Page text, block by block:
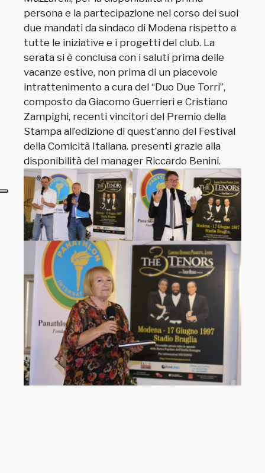
persona e la partecipazione nel corso dei suoi
due mandati da sindaco di Modena rispetto a
tutte le iniziative e i progetti del club. La
serata si è conclusa con i saluti prima delle
vacanze estive, non prima di un piacevole
intrattenimento a cura del “Duo Due Torri”,
composto da Giacomo Guerrieri e Cristiano
Zampighi, recenti vincitori del Premio della
Stampa all’edizione di quest’anno del Festival
della Comicità Italiana. presenti grazie alla
disponibilità del manager Riccardo Benini.